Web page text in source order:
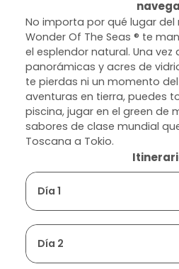
navega
No importa por qué lugar del
Wonder Of The Seas ® te
el esplendor natural. Una vez
panorámicas y acres de
te pierdas ni un momento
aventuras en tierra, puedes
piscina, jugar en el green de
sabores de clase mundial
Toscana a Tokio.
Día 1
Día 2